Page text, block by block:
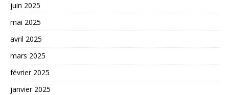
juin 2025
mai 2025
avril 2025
mars 2025
février 2025
janvier 2025